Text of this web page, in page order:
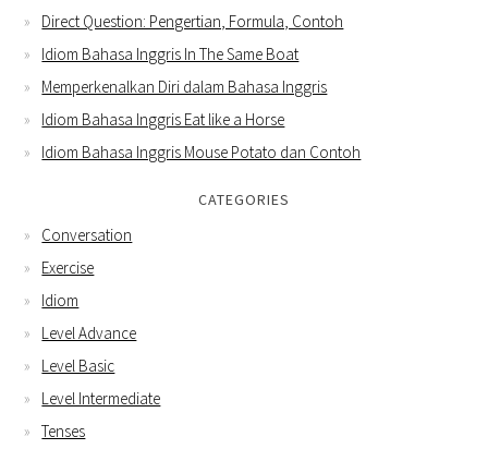
Direct Question: Pengertian, Formula, Contoh
Idiom Bahasa Inggris In The Same Boat
Memperkenalkan Diri dalam Bahasa Inggris
Idiom Bahasa Inggris Eat like a Horse
Idiom Bahasa Inggris Mouse Potato dan Contoh
CATEGORIES
Conversation
Exercise
Idiom
Level Advance
Level Basic
Level Intermediate
Tenses